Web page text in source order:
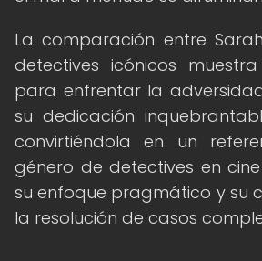
La comparación entre
detectives icónicos
para enfrentar la
su dedicación
convirtiéndola en un
género de detectives en
su enfoque pragmático y su
la resolución de casos